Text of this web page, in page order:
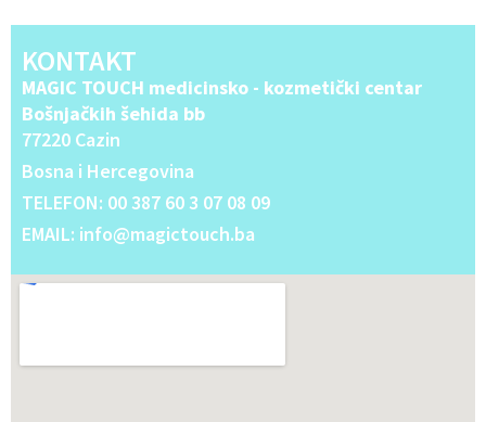
KONTAKT
MAGIC TOUCH medicinsko - kozmetički centar
Bošnjačkih šehida bb
77220 Cazin
Bosna i Hercegovina
TELEFON: 00 387 60 3 07 08 09
EMAIL: info@magictouch.ba